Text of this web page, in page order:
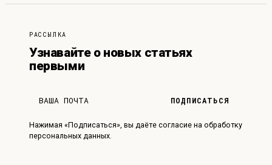
РАССЫЛКА
Узнавайте о новых статьях
первыми
ПОДПИСАТЬСЯ
Нажимая «Подписаться», вы даёте согласие на обработку
персональных данных.